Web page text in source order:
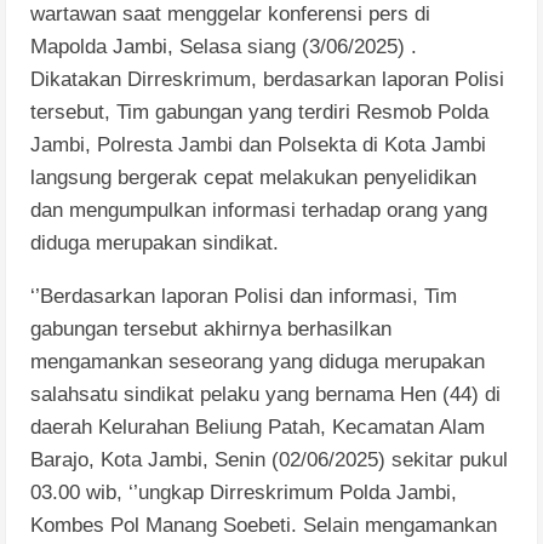
wartawan saat menggelar konferensi pers di
Mapolda Jambi, Selasa siang (3/06/2025) .
Dikatakan Dirreskrimum, berdasarkan laporan Polisi
tersebut, Tim gabungan yang terdiri Resmob Polda
Jambi, Polresta Jambi dan Polsekta di Kota Jambi
langsung bergerak cepat melakukan penyelidikan
dan mengumpulkan informasi terhadap orang yang
diduga merupakan sindikat.
‘’Berdasarkan laporan Polisi dan informasi, Tim
gabungan tersebut akhirnya berhasilkan
mengamankan seseorang yang diduga merupakan
salahsatu sindikat pelaku yang bernama Hen (44) di
daerah Kelurahan Beliung Patah, Kecamatan Alam
Barajo, Kota Jambi, Senin (02/06/2025) sekitar pukul
03.00 wib, ‘’ungkap Dirreskrimum Polda Jambi,
Kombes Pol Manang Soebeti. Selain mengamankan